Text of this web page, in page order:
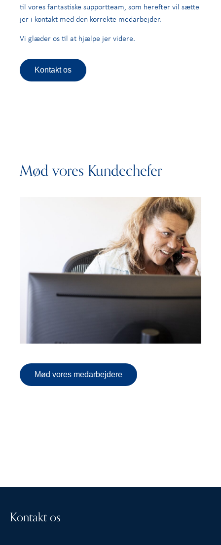
til vores fantastiske supportteam, som herefter vil sætte
jer i kontakt med den korrekte medarbejder.
Vi glæder os til at hjælpe jer videre.
Kontakt os
Mød vores Kundechefer
Mød vores medarbejdere
Kontakt os